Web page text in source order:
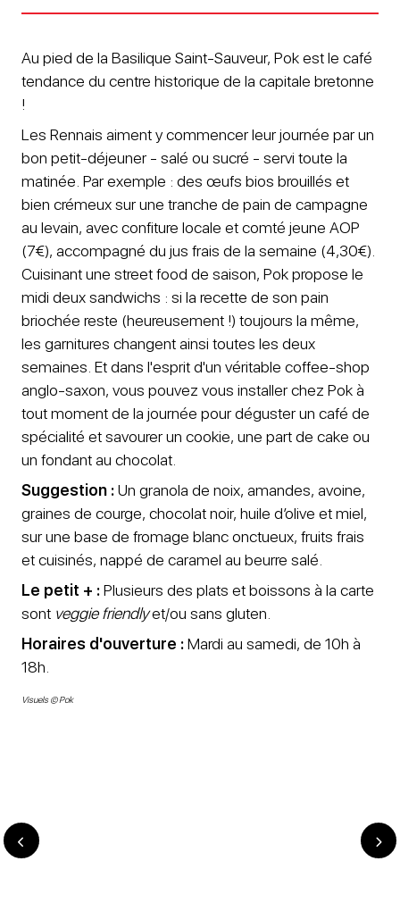
Au pied de la Basilique Saint-Sauveur, Pok est le café
tendance du centre historique de la capitale bretonne
!
Les Rennais aiment y commencer leur journée par un
bon petit-déjeuner - salé ou sucré - servi toute la
matinée. Par exemple : des œufs bios brouillés et
bien crémeux sur une tranche de pain de campagne
au levain, avec confiture locale et comté jeune AOP
(7€), accompagné du jus frais de la semaine (4,30€).
Cuisinant une street food de saison, Pok propose le
midi deux sandwichs : si la recette de son pain
briochée reste (heureusement !) toujours la même,
les garnitures changent ainsi toutes les deux
semaines. Et dans l'esprit d'un véritable coffee-shop
anglo-saxon, vous pouvez vous installer chez Pok à
tout moment de la journée pour déguster un café de
spécialité et savourer un cookie, une part de cake ou
un fondant au chocolat.
Suggestion :Un granola de noix, amandes, avoine,
graines de courge, chocolat noir, huile d’olive et miel,
sur une base de fromage blanc onctueux, fruits frais
et cuisinés, nappé de caramel au beurre salé.
Le petit + :Plusieurs des plats et boissons à la carte
sont veggie friendlyet/ou sans gluten.
Horaires d'ouverture :Mardi au samedi, de 10h à
18h.
Visuels © Pok